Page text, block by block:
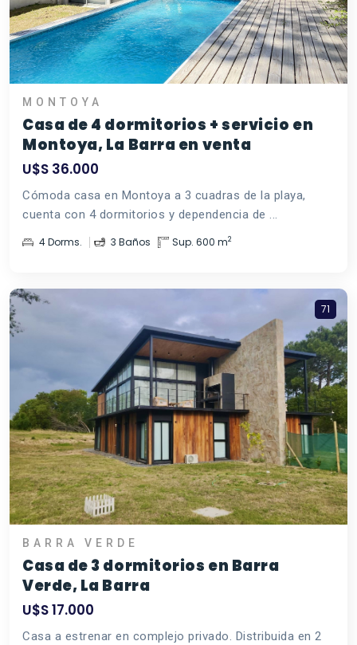
MONTOYA
Casa de 4 dormitorios + servicio en
Montoya, La Barra en venta
U$S 36.000
Cómoda casa en Montoya a 3 cuadras de la playa,
cuenta con 4 dormitorios y dependencia de ...
4 Dorms. 3 Baños Sup. 600 m2
71
BARRA VERDE
Casa de 3 dormitorios en Barra
Verde, La Barra
U$S 17.000
Casa a estrenar en complejo privado. Distribuida en 2